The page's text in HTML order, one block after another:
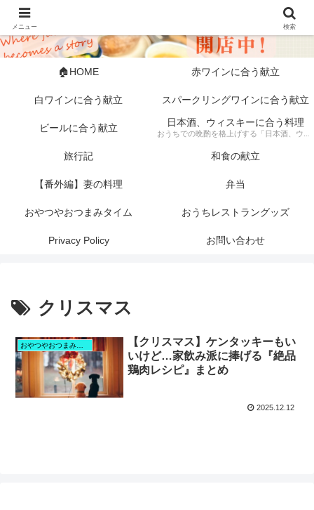
🏠HOME 赤ワインに合う献立
白ワインに合う献立 スパークリングワインに合う献立
ビールに合う献立 日本酒、ウィスキーに合う料理
おうちでの晩酌を格上げする「日本酒、ウィスキーに合う料理」の記録。 芳醇な日本酒やスモーキーなウィスキーにぴったりな、素材にこだわった一皿から手軽な一品まで幅広く紹介します。 「旦那キッチン」が提案する、お酒好きにはたまらない絶品ペアリングで、至福のひとときをどうぞ。
旅行記 和食の献立
【番外編】妻の料理 弁当
おやつやおつまみタイム おうちレストラングッズ
Privacy Policy お問い合わせ
クリスマス
おやつやおつまみタイム
【クリスマス】ケンタッキーもい
いけど…家飲み派に捧げる『絶品
鶏肉レシピ』まとめ
2025.12.12
メニュー 検索